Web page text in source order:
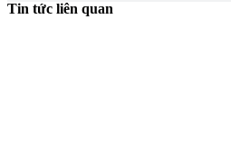
Tin tức liên quan